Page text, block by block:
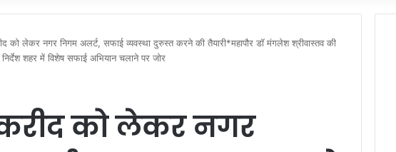
को लेकर नगर निगम अलर्ट, सफाई व्यवस्था दुरुस्त करने की तैयारी*महापौर डॉ मंगलेश श्रीवास्तव की
शहर में विशेष सफाई अभियान चलाने पर जोर
को लेकर नगर